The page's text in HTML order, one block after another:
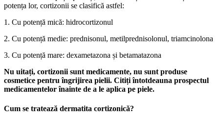
potența lor, cortizonii se clasifică astfel:
1. Cu potență mică: hidrocortizonul
2. Cu potență medie: prednisonul, metilprednisolonul, triamcinolona
3. Cu potență mare: dexametazona și betamatazona
Nu uitați, cortizonii sunt medicamente, nu sunt produse
cosmetice pentru îngrijirea pielii. Citiți întotdeauna prospectul
medicamentelor înainte de a le aplica pe piele.
Cum se tratează dermatita cortizonică?